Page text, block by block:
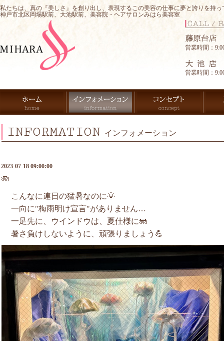
私たちは、真の『美しさ』を創り出し、表現するこの美容の仕事に夢と誇りを持
神戸市北区岡場駅前、大池駅前、美容院・ヘアサロンみはら美容室
営業時間：
営業時間：
INFORMATION インフォメーション
2023-07-18 09:00:00
🪼
こんなに連日の猛暑なのに🌞
一向に"梅雨明け宣言"がありません…
一足先に、ウインドウは、夏仕様に🪼
暑さ負けしないように、頑張りましょう💪